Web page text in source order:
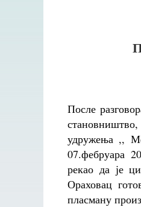
После
удружења ,,
07.фебруара
рекао да је
Ораховац
пласману